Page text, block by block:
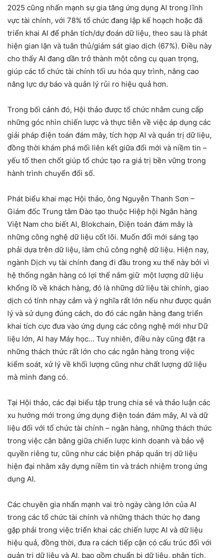
2025 cũng nhấn mạnh sự gia tăng ứng dụng AI trong lĩnh
vực tài chính, với 78% tổ chức đang lập kế hoạch hoặc đã
triển khai AI để phân tích/dự đoán dữ liệu, theo sau là phát
hiện gian lận và tuân thủ/giám sát giao dịch (67%). Điều này
cho thấy AI đang dần trở thành một công cụ quan trọng,
giúp các tổ chức tài chính tối ưu hóa quy trình, nâng cao
năng lực dự báo và quản lý rủi ro hiệu quả hơn.
Trong bối cảnh đó, Hội thảo được tổ chức nhằm cung cấp
những góc nhìn chiến lược và thực tiễn về việc áp dụng các
giải pháp điện toán đám mây, tích hợp AI và quản trị dữ liệu,
đồng thời khám phá mối liên kết giữa đổi mới và niềm tin –
yếu tố then chốt giúp tổ chức tạo ra giá trị bền vững trong
hành trình chuyển đổi số.
Phát biểu khai mạc Hội thảo, ông Nguyễn Thanh Sơn –
Giám đốc Trung tâm Đào tạo thuộc Hiệp hội Ngân hàng
Việt Nam cho biết AI, Blokchain, Điện toán đám mây là
những công nghệ dữ liệu cốt lõi. Muốn đổi mới sáng tạo
phải dựa trên dữ liệu, làm chủ công nghệ dữ liệu. Hiện nay,
ngành Dịch vụ tài chính đang đi đầu trong xu thế này bởi vì
hệ thống ngân hàng có lợi thế nắm giữ một lượng dữ liệu
khổng lồ về khách hàng, đó là những dữ liệu tài chính, giao
dịch có tính nhạy cảm và ý nghĩa rất lớn nếu như được quản
lý và sử dụng đúng cách, do đó các ngân hàng đang triển
khai tích cực đưa vào ứng dụng các công nghệ mới như Dữ
liệu lớn, AI hay Máy học… Tuy nhiên, điều này cũng đặt ra
những thách thức rất lớn cho các ngân hàng trong việc
kiểm soát, xử lý về khối lượng cũng như chất lượng dữ liệu
mà mình đang có.
Tại Hội thảo, các đại biểu tập trung chia sẻ và thảo luận các
xu hướng mới trong ứng dụng điện toán đám mây, AI và dữ
liệu đối với tổ chức tài chính – ngân hàng, những thách thức
trong việc cân bằng giữa chiến lược kinh doanh và bảo vệ
quyền riêng tư, cũng như các biện pháp quản trị dữ liệu
hiện đại nhằm xây dựng niềm tin và trách nhiệm trong ứng
dụng AI.
Các chuyên gia nhấn mạnh vai trò ngày càng lớn của AI
trong các tổ chức tài chính và những thách thức họ đang
gặp phải trong việc triển khai các chiến lược AI và dữ liệu
hiệu quả, đồng thời, đưa ra cách tiếp cận có cấu trúc đối với
quản trị dữ liệu và AI, bao gồm chuẩn bị dữ liệu, phân tích,